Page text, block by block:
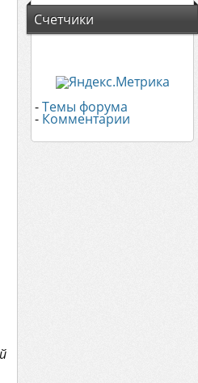
Счетчики
-Темы форума
- Комментарии